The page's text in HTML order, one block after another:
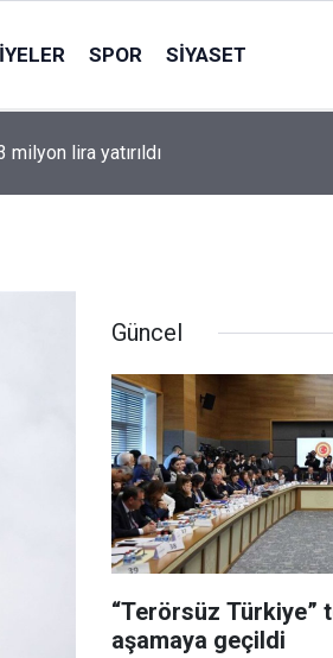
SPOR SIYASET
lira yatırıldı
Güncel
“Terörsüz
aşamaya geçildi